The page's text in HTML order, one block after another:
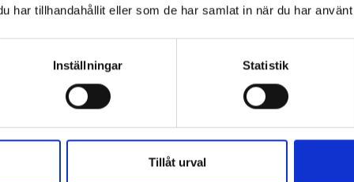
har tillhandahållit eller som de har samlat in när du har
Inställningar Statistik
Tillåt urval